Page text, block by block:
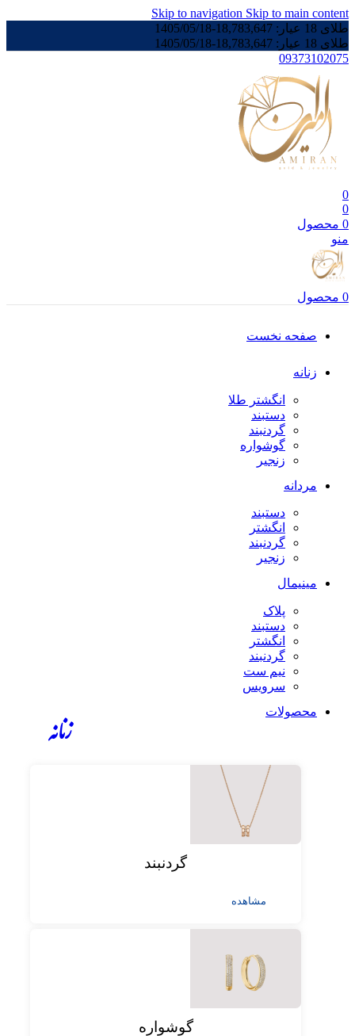
Skip to navigation Skip to main content
طلای 18 عیار:
18,783,647
-
1405/05/18
طلای 18 عیار:
18,783,647
-
1405/05/18
09373102075
0
0
0 محصول
منو
0 محصول
صفحه نخست
زنانه
انگشتر طلا
دستبند
گردنبند
گوشواره
زنجیر
مردانه
دستبند
انگشتر
گردنبند
زنجیر
مینیمال
پلاک
دستبند
انگشتر
گردنبند
نیم ست
سرویس
محصولات
زنانه
گردنبند
مشاهده
گوشواره